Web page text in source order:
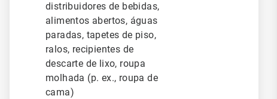
distribuidores de bebidas,
alimentos abertos, águas
paradas, tapetes de piso,
ralos, recipientes de
descarte de lixo, roupa
molhada (p. ex., roupa de
cama)